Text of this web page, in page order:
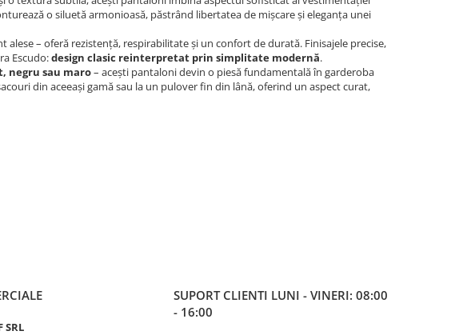
o siluetă armonioasă, păstrând libertatea de mișcare și eleganța unei
– oferă rezistență, respirabilitate și un confort de durată. Finisajele precise,
Escudo:design clasic reinterpretat prin simplitate modernă.
negru sau maro– acești pantaloni devin o piesă fundamentală în garderoba
din aceeași gamă sau la un pulover fin din lână, oferind un aspect curat,
SRL
SUPORT CLIENTI LUNI - VINERI: 08:00
- 16:00